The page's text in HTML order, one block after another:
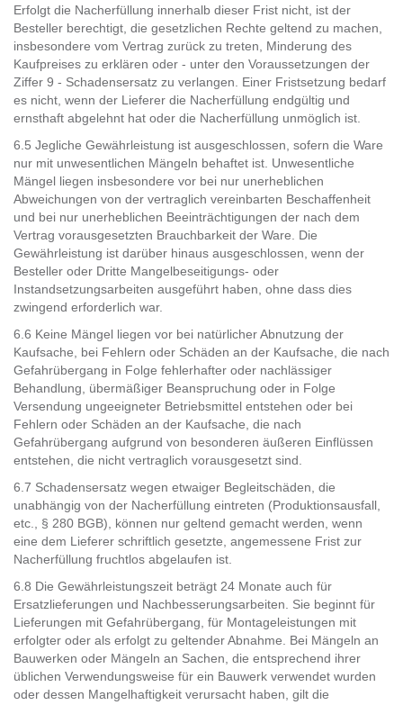
Erfolgt die Nacherfüllung innerhalb dieser Frist nicht, ist der
Besteller berechtigt, die gesetzlichen Rechte geltend zu machen,
insbesondere vom Vertrag zurück zu treten, Minderung des
Kaufpreises zu erklären oder - unter den Voraussetzungen der
Ziffer 9 - Schadensersatz zu verlangen. Einer Fristsetzung bedarf
es nicht, wenn der Lieferer die Nacherfüllung endgültig und
ernsthaft abgelehnt hat oder die Nacherfüllung unmöglich ist.
6.5 Jegliche Gewährleistung ist ausgeschlossen, sofern die Ware
nur mit unwesentlichen Mängeln behaftet ist. Unwesentliche
Mängel liegen insbesondere vor bei nur unerheblichen
Abweichungen von der vertraglich vereinbarten Beschaffenheit
und bei nur unerheblichen Beeinträchtigungen der nach dem
Vertrag vorausgesetzten Brauchbarkeit der Ware. Die
Gewährleistung ist darüber hinaus ausgeschlossen, wenn der
Besteller oder Dritte Mangelbeseitigungs- oder
Instandsetzungsarbeiten ausgeführt haben, ohne dass dies
zwingend erforderlich war.
6.6 Keine Mängel liegen vor bei natürlicher Abnutzung der
Kaufsache, bei Fehlern oder Schäden an der Kaufsache, die nach
Gefahrübergang in Folge fehlerhafter oder nachlässiger
Behandlung, übermäßiger Beanspruchung oder in Folge
Versendung ungeeigneter Betriebsmittel entstehen oder bei
Fehlern oder Schäden an der Kaufsache, die nach
Gefahrübergang aufgrund von besonderen äußeren Einflüssen
entstehen, die nicht vertraglich vorausgesetzt sind.
6.7 Schadensersatz wegen etwaiger Begleitschäden, die
unabhängig von der Nacherfüllung eintreten (Produktionsausfall,
etc., § 280 BGB), können nur geltend gemacht werden, wenn
eine dem Lieferer schriftlich gesetzte, angemessene Frist zur
Nacherfüllung fruchtlos abgelaufen ist.
6.8 Die Gewährleistungszeit beträgt 24 Monate auch für
Ersatzlieferungen und Nachbesserungsarbeiten. Sie beginnt für
Lieferungen mit Gefahrübergang, für Montageleistungen mit
erfolgter oder als erfolgt zu geltender Abnahme. Bei Mängeln an
Bauwerken oder Mängeln an Sachen, die entsprechend ihrer
üblichen Verwendungsweise für ein Bauwerk verwendet wurden
oder dessen Mangelhaftigkeit verursacht haben, gilt die